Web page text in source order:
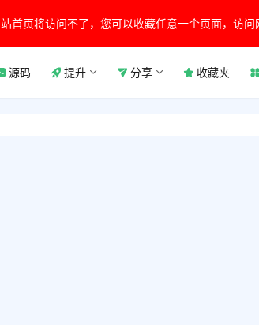
页将访问不了，您可以收藏任意一个页面，访问
源码 提升 分享 收藏夹